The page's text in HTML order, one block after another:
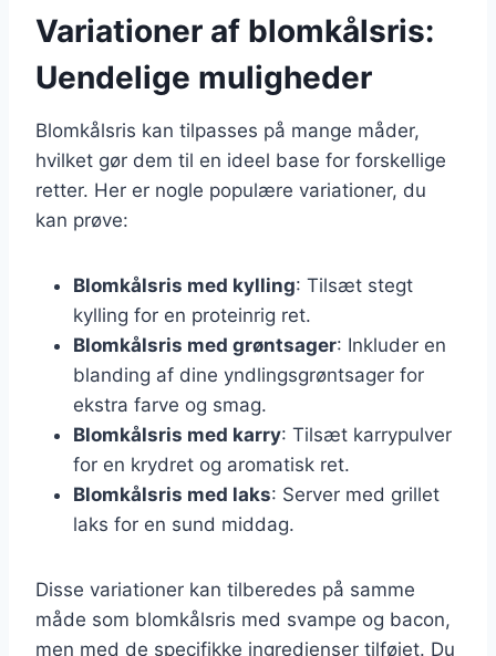
Variationer af blomkålsris:
Uendelige muligheder
Blomkålsris kan tilpasses på mange måder,
hvilket gør dem til en ideel base for forskellige
retter. Her er nogle populære variationer, du
kan prøve:
Blomkålsris med kylling: Tilsæt stegt
kylling for en proteinrig ret.
Blomkålsris med grøntsager: Inkluder en
blanding af dine yndlingsgrøntsager for
ekstra farve og smag.
Blomkålsris med karry: Tilsæt karrypulver
for en krydret og aromatisk ret.
Blomkålsris med laks: Server med grillet
laks for en sund middag.
Disse variationer kan tilberedes på samme
måde som blomkålsris med svampe og bacon,
men med de specifikke ingredienser tilføjet. Du